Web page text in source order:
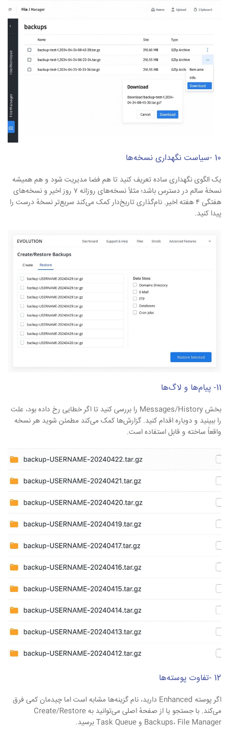
10 -سیاست نگهداری نسخه‌ها
یک الگوی نگهداری ساده تعریف کنید تا هم فضا مدیریت شود و هم همیشه
نسخهٔ سالم در دسترس باشد؛ مثلاً نسخه‌های روزانه ۷ روز اخیر و نسخه‌های
هفتگی ۴ هفته اخیر. نام‌گذاری تاریخ‌دار کمک می‌کند سریع‌تر نسخهٔ درست را
پیدا کنید.
11- پیام‌ها و لاگ‌ها
بخش Messages/History را بررسی کنید تا اگر خطایی رخ داده بود، علت
را ببینید و دوباره اقدام کنید. گزارش‌ها کمک می‌کند مطمئن شوید هر نسخه
واقعاً ساخته و قابل استفاده است.
12 -تفاوت پوسته‌ها
اگر پوسته Enhanced دارید، نام گزینه‌ها مشابه است اما چیدمان کمی فرق
می‌کند. با جستجو یا از صفحهٔ اصلی می‌توانید به Create/Restore
Backups، File Manager و Task Queue برسید.